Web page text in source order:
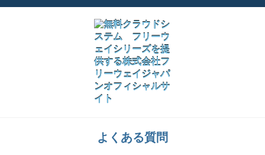
よくある質問